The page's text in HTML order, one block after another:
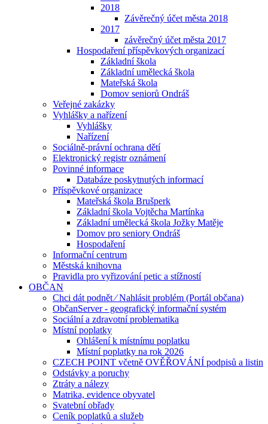
2018
Závěrečný účet města 2018
2017
závěrečný účet města 2017
Hospodaření příspěvkových organizací
Základní škola
Základní umělecká škola
Mateřská škola
Domov seniorů Ondráš
Veřejné zakázky
Vyhlášky a nařízení
Vyhlášky
Nařízení
Sociálně-právní ochrana dětí
Elektronický registr oznámení
Povinné informace
Databáze poskytnutých informací
Příspěvkové organizace
Mateřská škola Brušperk
Základní škola Vojtěcha Martínka
Základní umělecká škola Jožky Matěje
Domov pro seniory Ondráš
Hospodaření
Informační centrum
Městská knihovna
Pravidla pro vyřizování petic a stížností
OBČAN
Chci dát podnět ⁄ Nahlásit problém (Portál občana)
ObčanServer - geografický informační systém
Sociální a zdravotní problematika
Místní poplatky
Ohlášení k místnímu poplatku
Místní poplatky na rok 2026
CZECH POINT včetně OVĚŘOVÁNÍ podpisů a listin
Odstávky a poruchy
Ztráty a nálezy
Matrika, evidence obyvatel
Svatební obřady
Ceník poplatků a služeb